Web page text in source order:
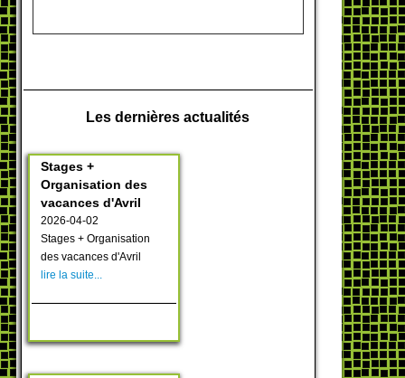
Les dernières actualités
Stages +
Organisation des
vacances d'Avril
2026-04-02
Stages + Organisation
des vacances d'Avril
lire la suite...